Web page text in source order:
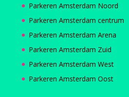
Parkeren Amsterdam Noord
Parkeren Amsterdam centrum
Parkeren Amsterdam Arena
Parkeren Amsterdam Zuid
Parkeren Amsterdam West
Parkeren Amsterdam Oost